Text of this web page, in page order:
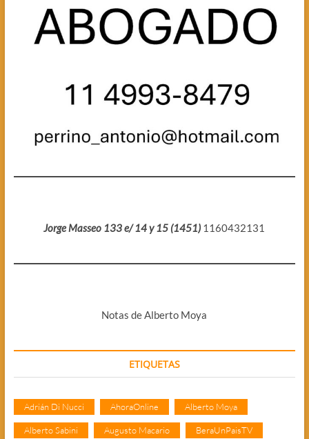
Jorge Masseo 133 e/ 14 y 15 (1451) 1160432131
Notas de Alberto Moya
ETIQUETAS
Adrián Di Nucci AhoraOnline Alberto Moya
Alberto Sabini Augusto Macario BeraUnPaisTV